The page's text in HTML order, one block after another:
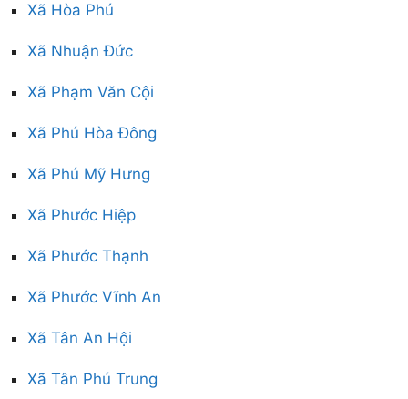
Xã Hòa Phú
Xã Nhuận Đức
Xã Phạm Văn Cội
Xã Phú Hòa Đông
Xã Phú Mỹ Hưng
Xã Phước Hiệp
Xã Phước Thạnh
Xã Phước Vĩnh An
Xã Tân An Hội
Xã Tân Phú Trung